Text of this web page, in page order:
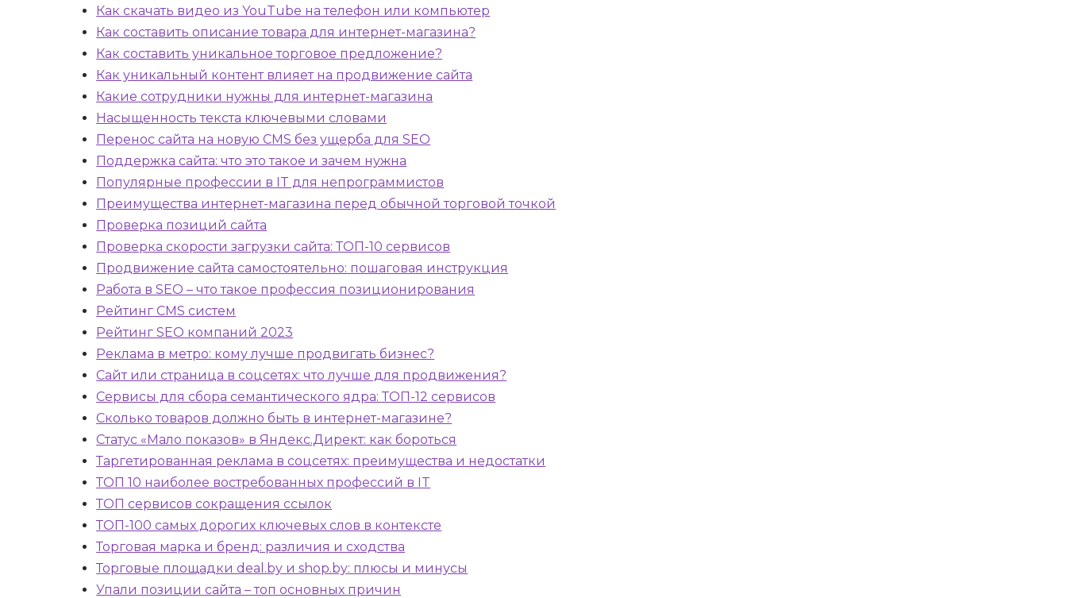
Как скачать видео из YouTube на телефон или компьютер
Как составить описание товара для интернет-магазина?
Как составить уникальное торговое предложение?
Как уникальный контент влияет на продвижение сайта
Какие сотрудники нужны для интернет-магазина
Насыщенность текста ключевыми словами
Перенос сайта на новую CMS без ущерба для SEO
Поддержка сайта: что это такое и зачем нужна
Популярные профессии в IT для непрограммистов
Преимущества интернет-магазина перед обычной торговой точкой
Проверка позиций сайта
Проверка скорости загрузки сайта: ТОП-10 сервисов
Продвижение сайта самостоятельно: пошаговая инструкция
Работа в SEO – что такое профессия позиционирования
Рейтинг CMS систем
Рейтинг SEO компаний 2023
Реклама в метро: кому лучше продвигать бизнес?
Сайт или страница в соцсетях: что лучше для продвижения?
Сервисы для сбора семантического ядра: ТОП-12 сервисов
Сколько товаров должно быть в интернет-магазине?
Статус «Мало показов» в Яндекс.Директ: как бороться
Таргетированная реклама в соцсетях: преимущества и недостатки
ТОП 10 наиболее востребованных профессий в IT
ТОП сервисов сокращения ссылок
ТОП-100 самых дорогих ключевых слов в контексте
Торговая марка и бренд: различия и сходства
Торговые площадки deal.by и shop.by: плюсы и минусы
Упали позиции сайта – топ основных причин